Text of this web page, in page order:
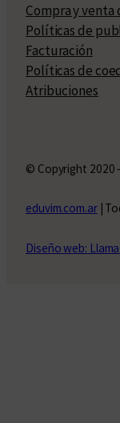
Compra y venta
Políticas de
Facturación
Políticas de
Atribuciones
© Copyright 2020
eduvim.com.ar|
Diseño web: